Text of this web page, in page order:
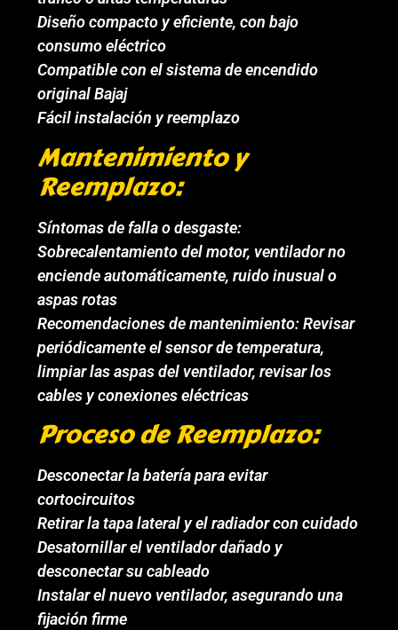
Diseño compacto y eficiente, con bajo
consumo eléctrico
Compatible con el sistema de encendido
original Bajaj
Fácil instalación y reemplazo
Mantenimiento y
Reemplazo:
Síntomas de falla o desgaste:
Sobrecalentamiento del motor, ventilador no
enciende automáticamente, ruido inusual o
aspas rotas
Recomendaciones de mantenimiento: Revisar
periódicamente el sensor de temperatura,
limpiar las aspas del ventilador, revisar los
cables y conexiones eléctricas
Proceso de Reemplazo:
Desconectar la batería para evitar
cortocircuitos
Retirar la tapa lateral y el radiador con cuidado
Desatornillar el ventilador dañado y
desconectar su cableado
Instalar el nuevo ventilador, asegurando una
fijación firme